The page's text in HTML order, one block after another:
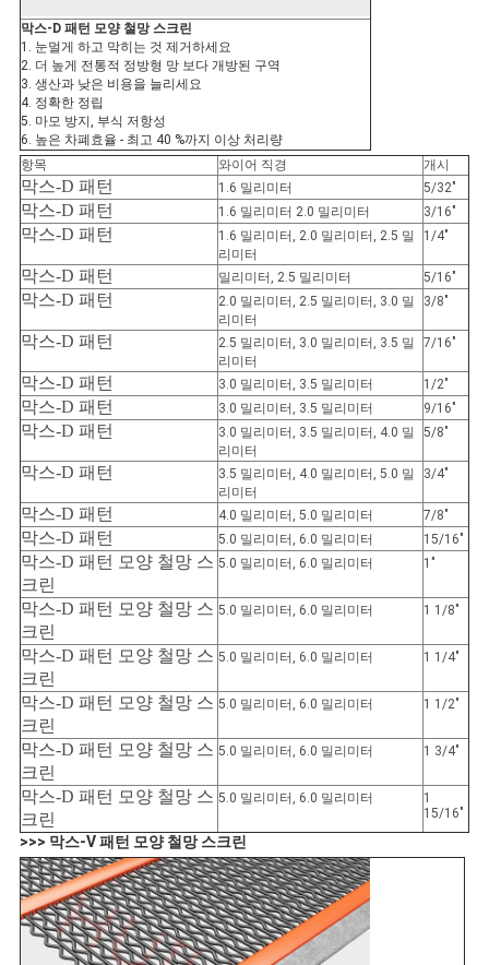
막스-D 패턴 모양 철망 스크린
1. 눈멀게 하고 막히는 것 제거하세요
2. 더 높게 전통적 정방형 망 보다 개방된 구역
3. 생산과 낮은 비용을 늘리세요
4. 정확한 정립
5. 마모 방지, 부식 저항성
6. 높은 차폐효율 - 최고 40 %까지 이상 처리량
항목
와이어 직경 개시
막스-D 패턴 1.6 밀리미터 5/32″
막스-D 패턴 1.6 밀리미터 2.0 밀리미터 3/16″
막스-D 패턴
1.6 밀리미터, 2.0 밀리미터, 2.5 밀
리미터
1/4″
막스-D 패턴 밀리미터, 2.5 밀리미터 5/16″
막스-D 패턴
2.0 밀리미터, 2.5 밀리미터, 3.0 밀
리미터
3/8″
막스-D 패턴
2.5 밀리미터, 3.0 밀리미터, 3.5 밀
리미터
7/16″
막스-D 패턴 3.0 밀리미터, 3.5 밀리미터 1/2″
막스-D 패턴 3.0 밀리미터, 3.5 밀리미터 9/16″
막스-D 패턴
3.0 밀리미터, 3.5 밀리미터, 4.0 밀
리미터
5/8″
막스-D 패턴
3.5 밀리미터, 4.0 밀리미터, 5.0 밀
리미터
3/4″
막스-D 패턴 4.0 밀리미터, 5.0 밀리미터 7/8″
막스-D 패턴 5.0 밀리미터, 6.0 밀리미터 15/16″
막스-D 패턴 모양 철망 스
크린
5.0 밀리미터, 6.0 밀리미터 1″
막스-D 패턴 모양 철망 스
크린
5.0 밀리미터, 6.0 밀리미터 1 1/8″
막스-D 패턴 모양 철망 스
크린
5.0 밀리미터, 6.0 밀리미터 1 1/4″
막스-D 패턴 모양 철망 스
크린
5.0 밀리미터, 6.0 밀리미터 1 1/2″
막스-D 패턴 모양 철망 스
크린
5.0 밀리미터, 6.0 밀리미터 1 3/4″
막스-D 패턴 모양 철망 스
크린
5.0 밀리미터, 6.0 밀리미터
1
15/16″
>>> 막스-V 패턴 모양 철망 스크린